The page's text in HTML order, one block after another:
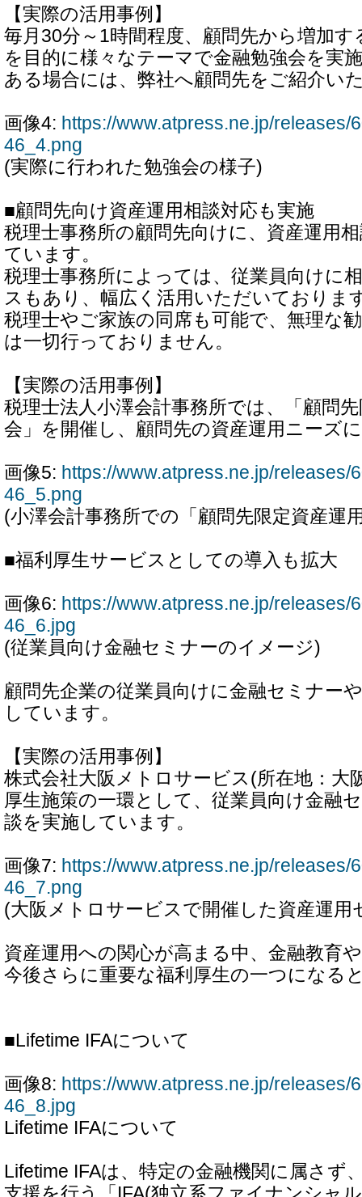
【実際の活用事例】
毎月30分～1時間程度、顧問先から増加
を目的に様々なテーマで金融勉強会を実
ある場合には、弊社へ顧問先をご紹介い
画像4: https://www.atpress.ne.jp/releases/
46_4.png
(実際に行われた勉強会の様子)
■顧問先向け資産運用相談対応も実施
税理士事務所の顧問先向けに、資産運用
ています。
税理士事務所によっては、従業員向けに
スもあり、幅広く活用いただいておりま
税理士やご家族の同席も可能で、無理な
は一切行っておりません。
【実際の活用事例】
税理士法人小澤会計事務所では、「顧問
会」を開催し、顧問先の資産運用ニーズ
画像5: https://www.atpress.ne.jp/releases/
46_5.png
(小澤会計事務所での「顧問先限定資産運
■福利厚生サービスとしての導入も拡大
画像6: https://www.atpress.ne.jp/releases/
46_6.jpg
(従業員向け金融セミナーのイメージ)
顧問先企業の従業員向けに金融セミナー
しています。
【実際の活用事例】
株式会社大阪メトロサービス(所在地：大
厚生施策の一環として、従業員向け金融
談を実施しています。
画像7: https://www.atpress.ne.jp/releases/
46_7.png
(大阪メトロサービスで開催した資産運用
資産運用への関心が高まる中、金融教育
今後さらに重要な福利厚生の一つになる
■Lifetime IFAについて
画像8: https://www.atpress.ne.jp/releases/
46_8.jpg
Lifetime IFAについて
Lifetime IFAは、特定の金融機関に属さず